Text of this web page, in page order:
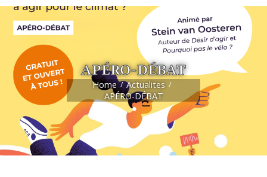
APÉRO-DÉBAT
Home
Actualites
APÉRO-DÉBAT